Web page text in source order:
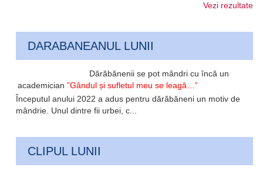
Vezi rezultate
DARABANEANUL LUNII
Dărăbănenii se pot mândri cu încă un
academician”Gândul și sufletul meu se leagă…”
Începutul anului 2022 a adus pentru dărăbăneni un motiv de
mândrie. Unul dintre fii urbei, c...
CLIPUL LUNII